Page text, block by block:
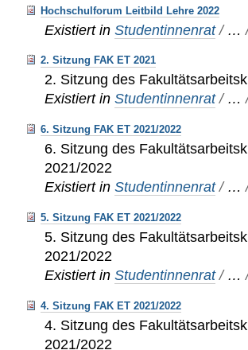
Hochschulforum Leitbild Lehre 2022
Existiert in Studentinnenrat / …
2. Sitzung FAK ET 2021
2. Sitzung des
Existiert in Studentinnenrat / …
6. Sitzung FAK ET 2021/2022
6. Sitzung des
2021/2022
Existiert in Studentinnenrat / …
5. Sitzung FAK ET 2021/2022
5. Sitzung des
2021/2022
Existiert in Studentinnenrat / …
4. Sitzung FAK ET 2021/2022
4. Sitzung des
2021/2022